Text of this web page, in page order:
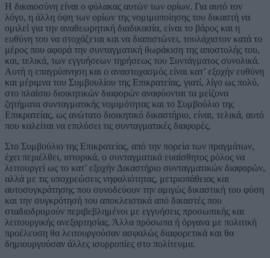
Η δικαιοσύνη είναι ο φύλακας αυτών των ορίων. Για αυτό τον
λόγο, η άλλη όψη των ορίων της νομιμοποίησης του δικαστή να
ομιλεί για την αναθεωρητική διαδικασία, είναι το βάρος και η
ευθύνη του να στοχάζεται και να διαπιστώνει, τουλάχιστον κατά το
μέρος που αφορά την συνταγματική θωράκιση της αποστολής του,
και, τελικά, των εγγυήσεων τηρήσεως του Συντάγματος συνολικά.
Αυτή η επαγρύπνηση και ο αναστοχασμός είναι κατ’ εξοχήν ευθύνη
και μέριμνα του Συμβουλίου της Επικρατείας, γιατί, λίγο ως πολύ,
στο πλαίσιο διοικητικών διαφορών αναφύονται τα μείζονα
ζητήματα συνταγματικής νομιμότητας και το Συμβούλιο της
Επικρατείας, ως ανώτατο διοικητικό δικαστήριο, είναι, τελικά, αυτό
που καλείται να επιλύσει τις συνταγματικές διαφορές.
Στο Συμβούλιο της Επικρατείας, από την πορεία των πραγμάτων,
έχει περιέλθει, ιστορικά, ο συνταγματικά ευαίσθητος ρόλος να
λειτουργεί ως το κατ’ εξοχήν Δικαστήριο συνταγματικών διαφορών,
αλλά με τις υποχρεώσεις νηφαλιότητας, μετριοπάθειας και
αυτοσυγκράτησης που συνοδεύουν την αμιγώς δικαστική του φύση
και την συγκρότησή του αποκλειστικά από δικαστές που
σταδιοδρομούν περιβεβλημένοι με εγγυήσεις προσωπικής και
λειτουργικής ανεξαρτησίας. Άλλα πρόσωπα ή όργανα με πολιτική
προέλευση θα λειτουργούσαν ασφαλώς διαφορετικά και θα
δημιουργούσαν άλλες ισορροπίες στο πολίτευμα.